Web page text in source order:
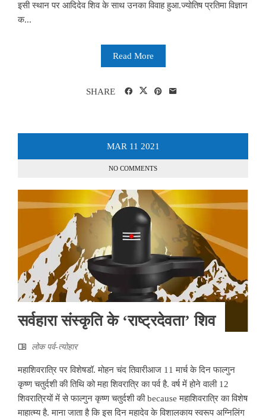
इसी स्थान पर आदिदेव शिव के साथ उनका विवाह हुआ.ज्योतिष प्रतिमा विज्ञान
क...
Read More
SHARE
MAR 11 2021
NO COMMENTS
सर्वहारा संस्कृति के ‘राष्ट्रदेवता’ शिव
लोक पर्व-त्योहार
महाशिवरात्रि पर विशेषडॉ. मोहन चंद तिवारीआज 11 मार्च के दिन फाल्गुन
कृष्ण चतुर्दशी की तिथि को महा शिवरात्रि का पर्व है. वर्ष में होने वाली 12
शिवरात्रियों में से फाल्गुन कृष्ण चतुर्दशी की because महाशिवरात्रि का विशेष
माहात्म्य है. माना जाता है कि इस दिन महादेव के विशालकाय स्वरूप अग्निलिंग